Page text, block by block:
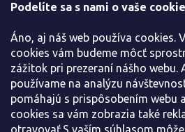
Podelíte sa s nami o vaše
Áno, aj náš web používa cookies.
cookies vám budeme môcť
zážitok pri prezeraní nášho webu.
používame na analýzu
pomáhajú s prispôsobením webu
cookies sa vám zobrazia také
otravovať.S vaším súhlasom
Informácie pre Vás
Kontaktujte nás